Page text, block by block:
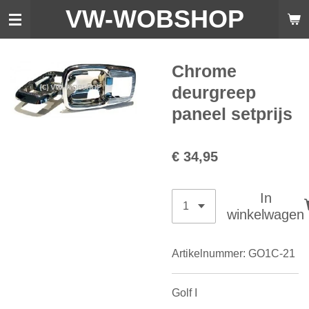
Ga
hoofdinhoud
VW-WOBSHOP
Chrome
deurgreep
paneel setprijs
€ 34,95
In
winkelwagen
Artikelnummer: GO1C-21
Golf I